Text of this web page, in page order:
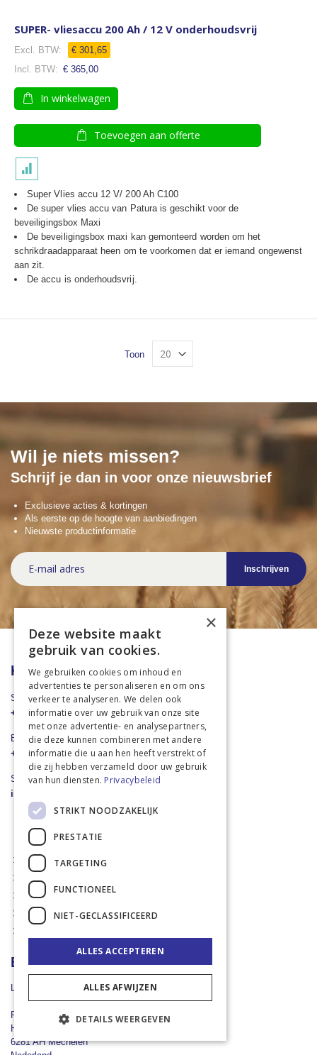
SUPER- vliesaccu 200 Ah / 12 V onderhoudsvrij
€ 301,65
€ 365,00
In winkelwagen
Toevoegen aan offerte
Super Vlies accu 12 V/ 200 Ah C100
De super vlies accu van Patura is geschikt voor de
beveiligingsbox Maxi
De beveiligingsbox maxi kan gemonteerd worden om het
schrikdraadapparaat heen om te voorkomen dat er iemand ongewenst
aan zit.
De accu is onderhoudsvrij.
Toon
Wil je niets missen?
Schrijf je dan in voor onze nieuwsbrief
Exclusieve acties & kortingen
Als eerste op de hoogte van aanbiedingen
Nieuwste productinformatie
Abonneer
u
op
nieuwsbrief
Inschrijven
Klantenservice
Stuur een Whatsapp
+31 43 455 2665
Bel ons direct
+31 43 455 2665
Stuur een e-mail
info@landbouwwinkel.nl
Mijn account
Winkelwagen
Algemene voorwaarden
Bedrijfsinformatie
Landbouwwinkel.nl
Rademaker Mechelen B.V.
Hilleshagerweg 116
6281 AH Mechelen
×
Deze website maakt
gebruik van cookies.
We gebruiken cookies om inhoud en
advertenties te personaliseren en om ons
verkeer te analyseren. We delen ook
informatie over uw gebruik van onze site
met onze advertentie- en analysepartners,
die deze kunnen combineren met andere
informatie die u aan hen heeft verstrekt of
die zij hebben verzameld door uw gebruik
van hun diensten. Privacybeleid
STRIKT NOODZAKELIJK
PRESTATIE
TARGETING
FUNCTIONEEL
NIET-GECLASSIFICEERD
ALLES ACCEPTEREN
ALLES AFWIJZEN
DETAILS WEERGEVEN